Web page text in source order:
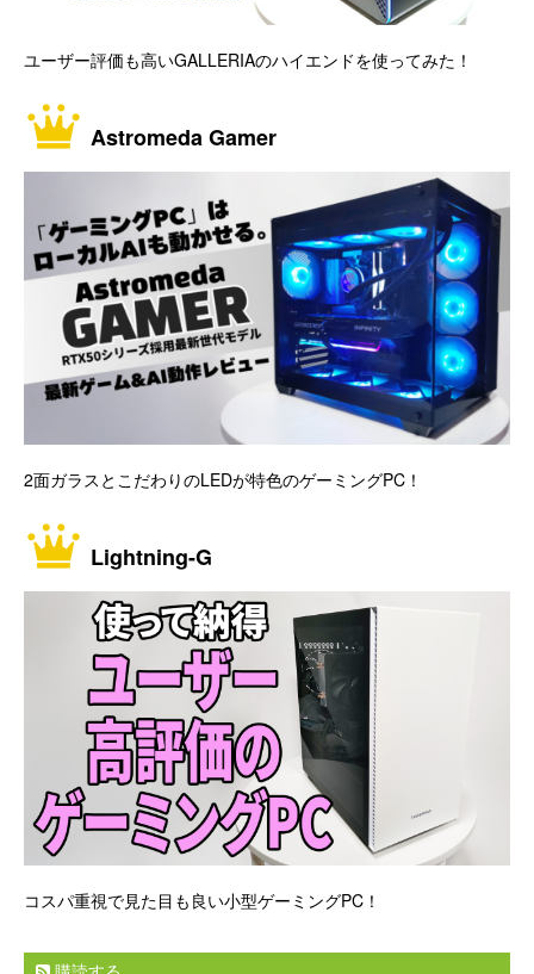
ユーザー評価も高いGALLERIAのハイエンドを使ってみた！
Astromeda Gamer
2面ガラスとこだわりのLEDが特色のゲーミングPC！
Lightning-G
コスパ重視で見た目も良い小型ゲーミングPC！